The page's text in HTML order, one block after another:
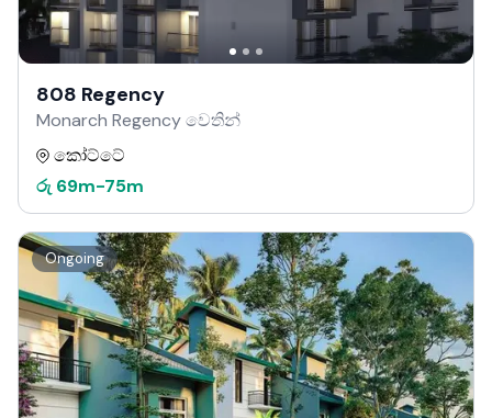
808 Regency
Monarch Regency වෙතින්
කෝට්ටේ
රු 69m-75m
Ongoing